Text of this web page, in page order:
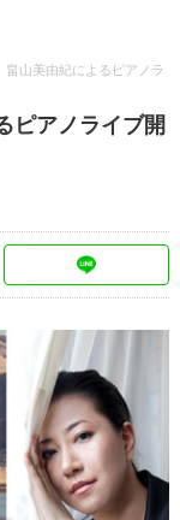
畠山美由紀によるピアノラ
ピアノライブ開